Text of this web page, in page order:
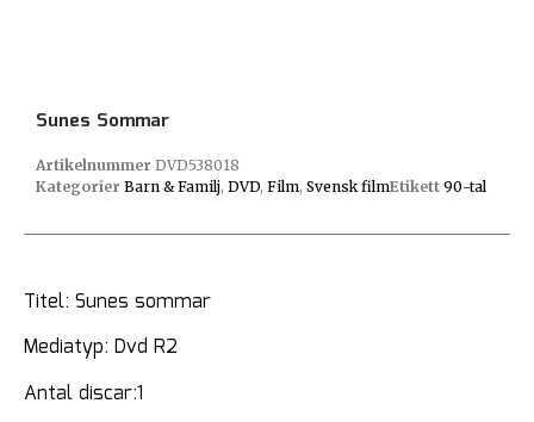
Sunes Sommar
Artikelnummer DVD538018
Kategorier Barn & Familj, DVD, Film, Svensk filmEtikett 90-tal
Titel: Sunes sommar
Mediatyp: Dvd R2
Antal discar:1